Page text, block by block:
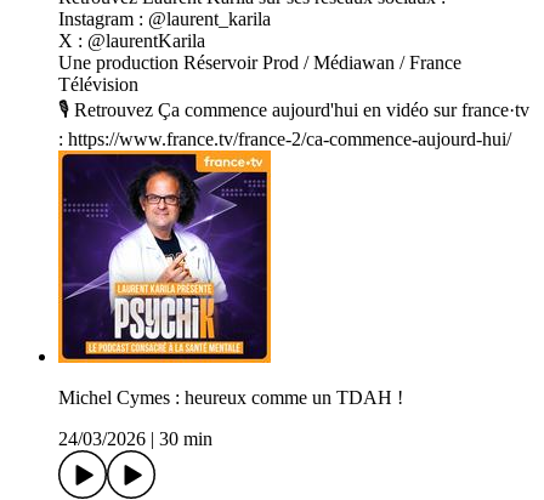
Instagram : @laurent_karila
X : @laurentKarila
Une production Réservoir Prod / Médiawan / France
Télévision
🎙️ Retrouvez Ça commence aujourd'hui en vidéo sur france·tv
: https://www.france.tv/france-2/ca-commence-aujourd-hui/
Michel Cymes : heureux comme un TDAH !
24/03/2026
30 min